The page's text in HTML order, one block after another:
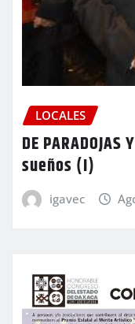
LOCALES
DE
sueños (I)
igavec